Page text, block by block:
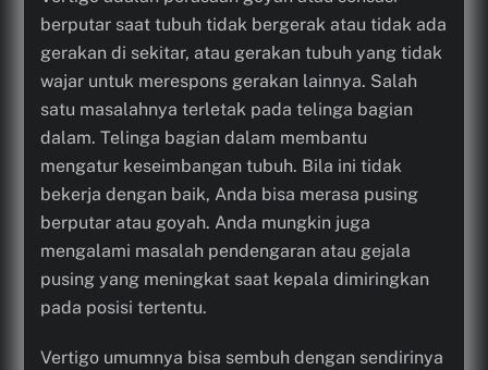
berputar saat tubuh tidak bergerak atau tidak ada
gerakan di sekitar, atau gerakan tubuh yang tidak
wajar untuk merespons gerakan lainnya. Salah
satu masalahnya terletak pada telinga bagian
dalam. Telinga bagian dalam membantu
mengatur keseimbangan tubuh. Bila ini tidak
bekerja dengan baik, Anda bisa merasa pusing
berputar atau goyah. Anda mungkin juga
mengalami masalah pendengaran atau gejala
pusing yang meningkat saat kepala dimiringkan
pada posisi tertentu.
Vertigo umumnya bisa sembuh dengan sendirinya